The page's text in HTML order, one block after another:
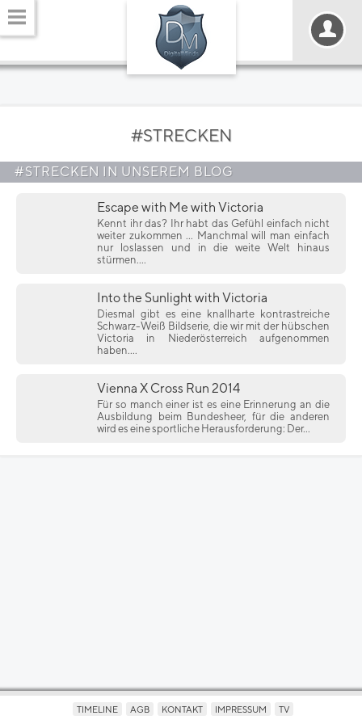
#STRECKEN
#STRECKEN IN UNSEREM BLOG
Escape with Me with Victoria
Kennt ihr das? Ihr habt das Gefühl einfach nicht
weiter zukommen ... Manchmal will man einfach
nur loslassen und in die weite Welt hinaus
stürmen....
Into the Sunlight with Victoria
Diesmal gibt es eine knallharte kontrastreiche
Schwarz-Weiß Bildserie, die wir mit der hübschen
Victoria in Niederösterreich aufgenommen
haben....
Vienna X Cross Run 2014
Für so manch einer ist es eine Erinnerung an die
Ausbildung beim Bundesheer, für die anderen
wird es eine sportliche Herausforderung: Der...
TIMELINE AGB KONTAKT IMPRESSUM TV